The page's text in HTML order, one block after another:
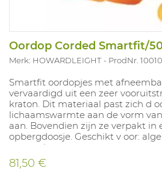
Oordop Corded Smartfit/
Merk: HOWARDLEIGHT ProdNr.
Smartfit oordopjes met
vervaardigd uit een zeer
kraton. Dit materiaal past zich d
lichaamswarmte aan de vorm
aan. Bovendien zijn ze verpakt in
opbergdoosje. Geschikt v oor:
toepassingen.
81,50 €